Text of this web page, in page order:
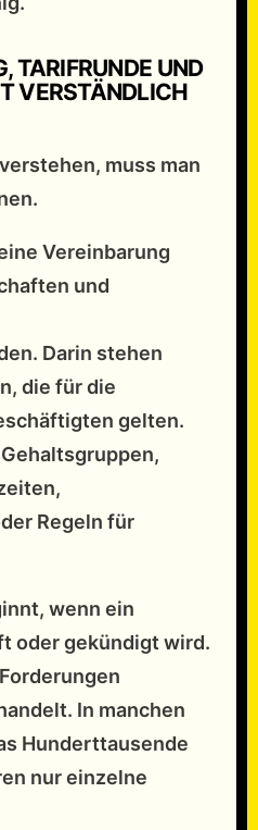
TARIFRUNDE UND
VERSTÄNDLICH
muss man
Vereinbarung
und
Darin stehen
die für die
gelten.
Regeln für
wenn ein
oder gekündigt wird.
In manchen
Hunderttausende
nur einzelne